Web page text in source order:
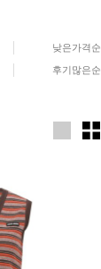
낮은가격순
후기많은순